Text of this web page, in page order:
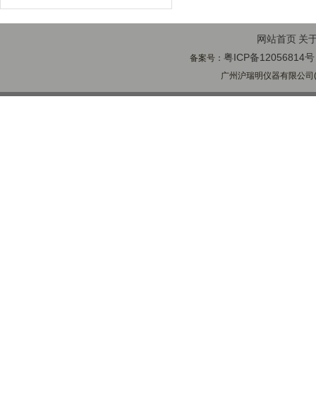
网站首页 关
备案号： 粤ICP备12056814号
广州沪瑞明仪器有限公